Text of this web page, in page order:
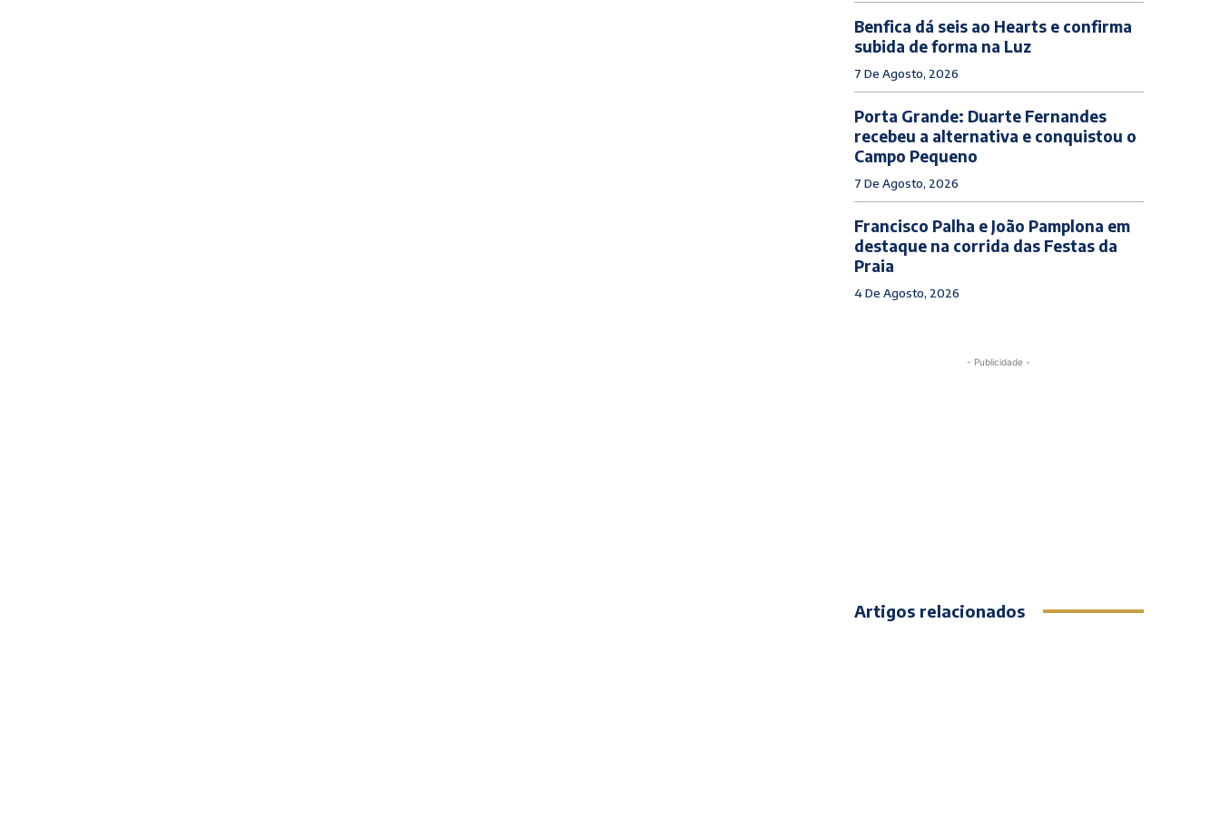
Benfica dá seis ao Hearts e confirma
subida de forma na Luz
7 De Agosto, 2026
Porta Grande: Duarte Fernandes
recebeu a alternativa e conquistou o
Campo Pequeno
7 De Agosto, 2026
Francisco Palha e João Pamplona em
destaque na corrida das Festas da
Praia
4 De Agosto, 2026
- Publicidade -
Artigos relacionados